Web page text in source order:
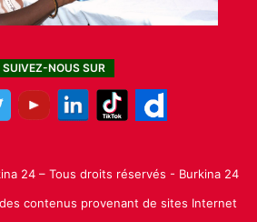
SUIVEZ-NOUS SUR
24 – Tous droits réservés - Burkina 24
contenus provenant de sites Internet